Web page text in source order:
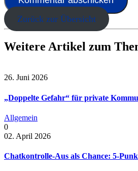
Zurück zur Übersicht
Weitere Artikel zum
26. Juni 2026
„Doppelte Gefahr“ für private
Allgemein
0
02. April 2026
Chatkontrolle-Aus als Chance: 5-